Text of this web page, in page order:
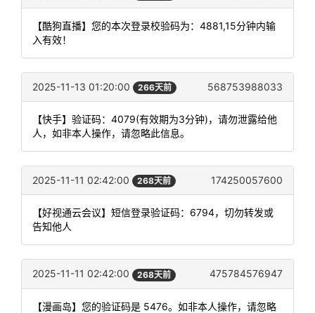
【酷狗直播】您的本次登录校验码为：4881,15分钟内输
入有效！
2025-11-13 01:20:00 266天前 568753988033
【快手】验证码：4079(有效期为3分钟)，请勿泄露给他
人，如非本人操作，请忽略此信息。
2025-11-11 02:42:00 268天前 174250057600
【好视通云会议】短信登录验证码：6794，切勿转发或
告知他人
2025-11-11 02:42:00 268天前 475784576947
【漫画岛】您的验证码是 5476。如非本人操作，请忽略